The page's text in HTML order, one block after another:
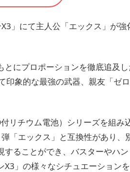
」にて主人公「エックス」が
にプロポーションを徹底追及
印象的な最強の武器、親友「ゼ
リチウム電池）シリーズを組み
「エックス」と互換性があり、
ることができ、バスターやハ
」の様々なシチュエーションを